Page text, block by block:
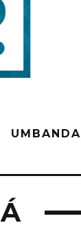
UMBANDA